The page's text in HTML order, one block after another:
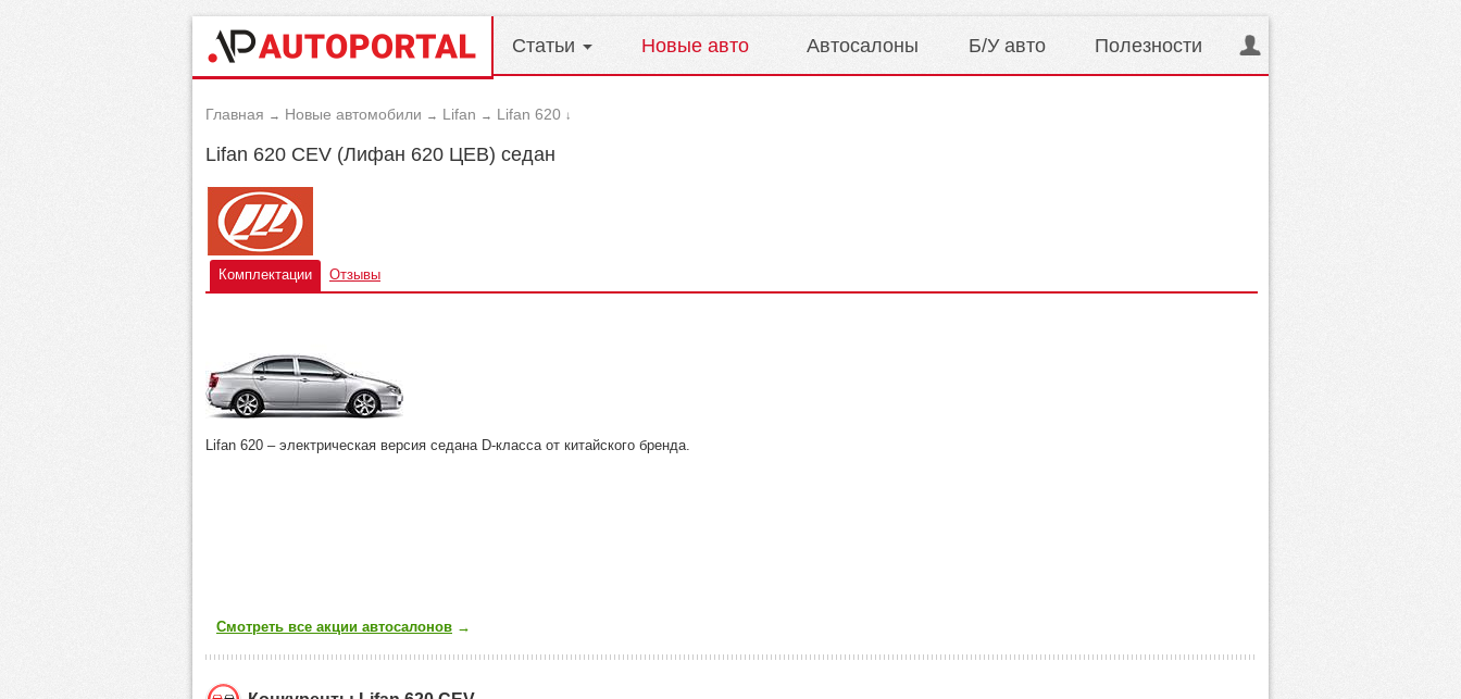
Статьи Новые авто Автосалоны Б/У авто Полезности
Главная → Новые автомобили → Lifan → Lifan 620 ↓
Lifan 620 CEV (Лифан 620 ЦЕВ) седан
Комплектации Отзывы
Lifan 620 – электрическая версия седана D-класса от китайского бренда.
Смотреть все акции автосалонов →